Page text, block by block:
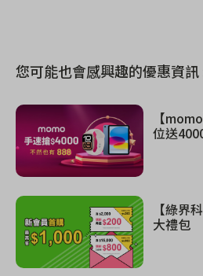
您可能也會感興趣的優惠資訊
【
位送
【綠界
大禮包